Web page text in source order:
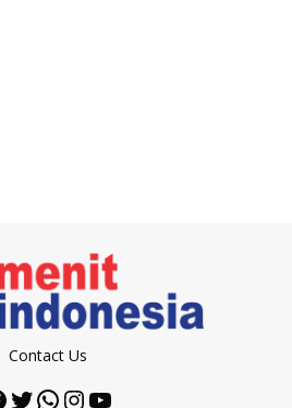
Contact Us
Twitter
WhatsApp
Instagram
YouTube